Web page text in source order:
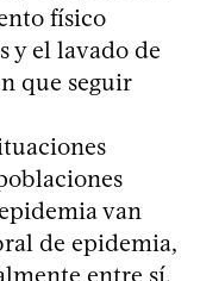
físico
y el lavado de
que seguir
van
de epidemia,